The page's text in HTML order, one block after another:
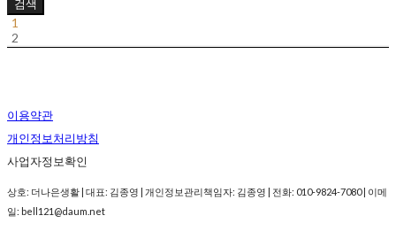
검색
1
2
이용약관
개인정보처리방침
사업자정보확인
상호: 더나은생활 | 대표: 김종영 | 개인정보관리책임자: 김종영 | 전화: 010-9824-7080 | 이메
일: bell121@daum.net